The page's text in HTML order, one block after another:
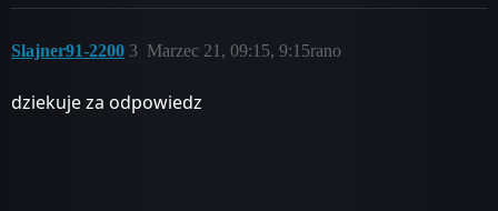
Slajner91-2200 Marzec 21, 09:15, 9:15rano
3
dziekuje za odpowiedz